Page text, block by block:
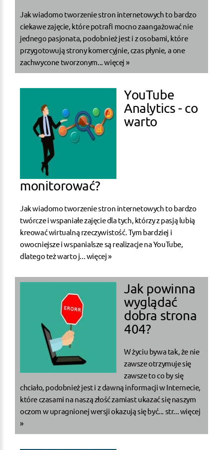
Jak wiadomo tworzenie stron internetowych to bardzo
ciekawe zajęcie, które potrafi mocno zaangażować nie
jednego pasjonata, podobnież jest i z osobami, które
przygotowują strony komercyjnie, czas płynie, a one
zachwycone tworzonym...więcej »
YouTube
Analytics - co
warto
monitorować?
Jak wiadomo tworzenie stron internetowych to bardzo
twórcze i wspaniałe zajęcie dla tych, którzy z pasją lubią
kreować wirtualną rzeczywistość. Tym bardziej i
owocniejsze i wspanialsze są realizacje na YouTube,
dlatego też warto j... więcej »
Jak powinna
wyglądać
dobra strona
404?
W życiu bywa tak, że nie
zawsze otrzymuje się
zawsze to co by się
chciało, podobnież jest i z dawną informacji w Internecie,
które czasami na naszą złość zamiast ukazać się naszym
oczom w upragnionej wersji okazują się być... str... więcej
»